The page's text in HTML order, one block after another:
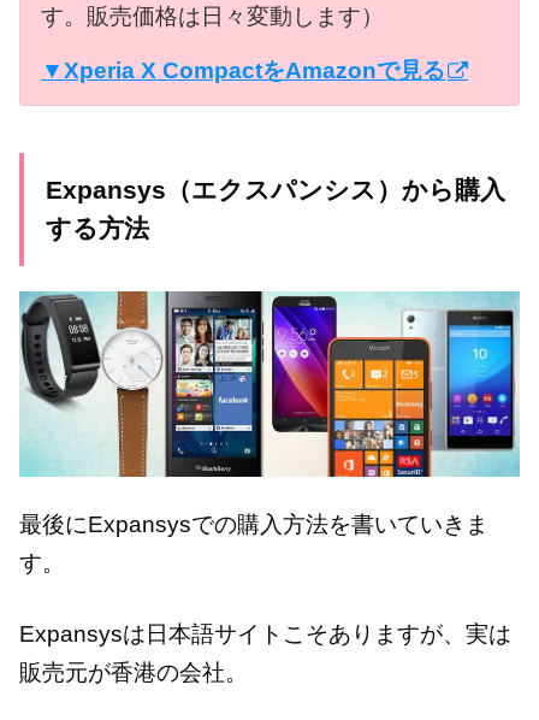
す。販売価格は日々変動します）
▼Xperia X CompactをAmazonで見る
Expansys（エクスパンシス）から購入
する方法
最後にExpansysでの購入方法を書いていきま
す。
Expansysは日本語サイトこそありますが、実は
販売元が香港の会社。